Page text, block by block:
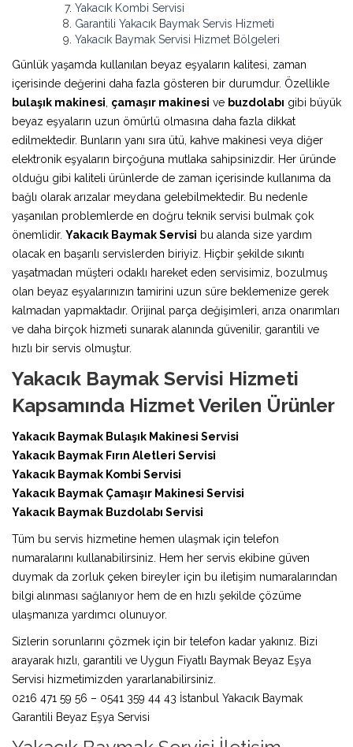
Yakacık Kombi Servisi
Garantili Yakacık Baymak Servis Hizmeti
Yakacık Baymak Servisi Hizmet Bölgeleri
Günlük yaşamda kullanılan beyaz eşyaların kalitesi, zaman
içerisinde değerini daha fazla gösteren bir durumdur. Özellikle
bulaşık makinesi çamaşır makinesi ve buzdolabı gibi büyük
beyaz eşyaların uzun ömürlü olmasına daha fazla dikkat
edilmektedir. Bunların yanı sıra ütü, kahve makinesi veya diğer
elektronik eşyaların birçoğuna mutlaka sahipsinizdir. Her üründe
olduğu gibi kaliteli ürünlerde de zaman içerisinde kullanıma da
bağlı olarak arızalar meydana gelebilmektedir. Bu nedenle
yaşanılan problemlerde en doğru teknik servisi bulmak çok
önemlidir. Yakacık Baymak Servisi bu alanda size yardım
olacak en başarılı servislerden biriyiz. Hiçbir şekilde sıkıntı
yaşatmadan müşteri odaklı hareket eden servisimiz, bozulmuş
olan beyaz eşyalarınızın tamirini uzun süre beklemenize gerek
kalmadan yapmaktadır. Orijinal parça değişimleri, arıza onarımları
ve daha birçok hizmeti sunarak alanında güvenilir, garantili ve
hızlı bir servis olmuştur.
Yakacık Baymak Servisi Hizmeti
Kapsamında Hizmet Verilen Ürünler
Yakacık Baymak Bulaşık Makinesi Servisi
Yakacık Baymak Fırın Aletleri Servisi
Yakacık Baymak Kombi Servisi
Yakacık Baymak Çamaşır Makinesi Servisi
Yakacık Baymak Buzdolabı Servisi
Tüm bu servis hizmetine hemen ulaşmak için telefon
numaralarını kullanabilirsiniz. Hem her servis ekibine güven
duymak da zorluk çeken bireyler için bu iletişim numaralarından
bilgi alınması sağlanıyor hem de en hızlı şekilde çözüme
ulaşmanıza yardımcı olunuyor.
Sizlerin sorunlarını çözmek için bir telefon kadar yakınız. Bizi
arayarak hızlı, garantili ve Uygun Fiyatlı Baymak Beyaz Eşya
Servisi hizmetimizden yararlanabilirsiniz.
0216 471 59 56 – 0541 359 44 43 İstanbul Yakacık Baymak
Garantili Beyaz Eşya Servisi